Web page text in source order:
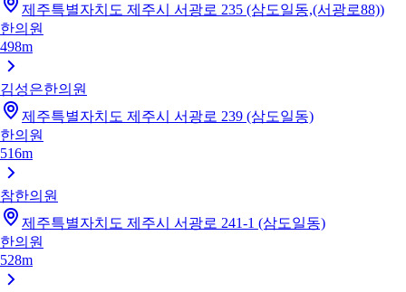
제주특별자치도 제주시 서광로 235 (삼도일동,(서광로88))
한의원
498m
김성은한의원
제주특별자치도 제주시 서광로 239 (삼도일동)
한의원
516m
참한의원
제주특별자치도 제주시 서광로 241-1 (삼도일동)
한의원
528m